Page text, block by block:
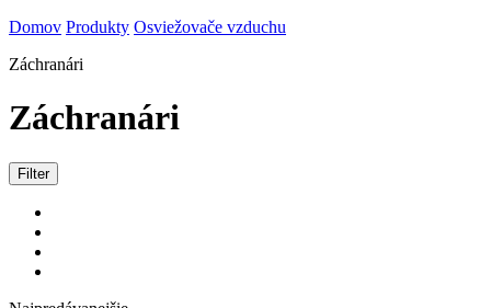
Domov Produkty Osviežovače vzduchu
Záchranári
Záchranári
Filter